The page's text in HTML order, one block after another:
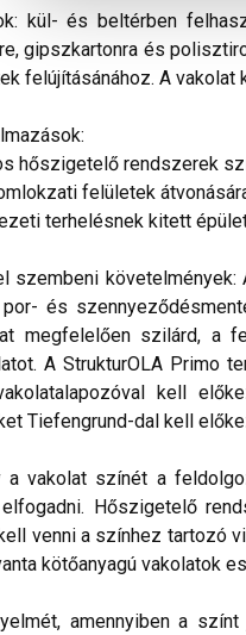
kül- és beltérben
gipszkartonra és
felújításánához. A
hőszigetelő rendszerek
felületek
terhelésnek kitett
szembeni követelmények:
és
megfelelően szilárd, a
A StrukturOLA Primo
kell
Tiefengrund-dal kell
a vakolat színét a
elfogadni. Hőszigetelő
venni a színhez tartozó
kötőanyagú vakolatok
amennyiben a